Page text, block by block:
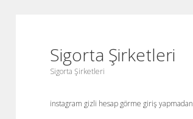
Sigorta Şirketleri
Sigorta Şirketleri
instagram gizli hesap görme giriş yapmadan